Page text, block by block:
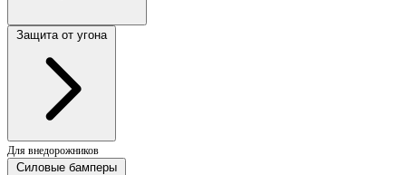
Защита от угона
Для внедорожников
Силовые бамперы